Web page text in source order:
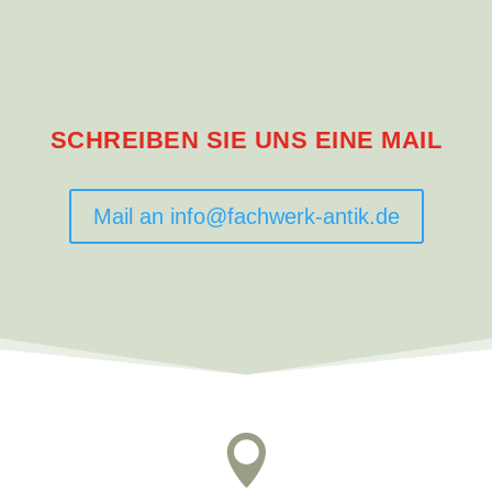
SCHREIBEN SIE UNS EINE MAIL
Mail an info@fachwerk-antik.de
